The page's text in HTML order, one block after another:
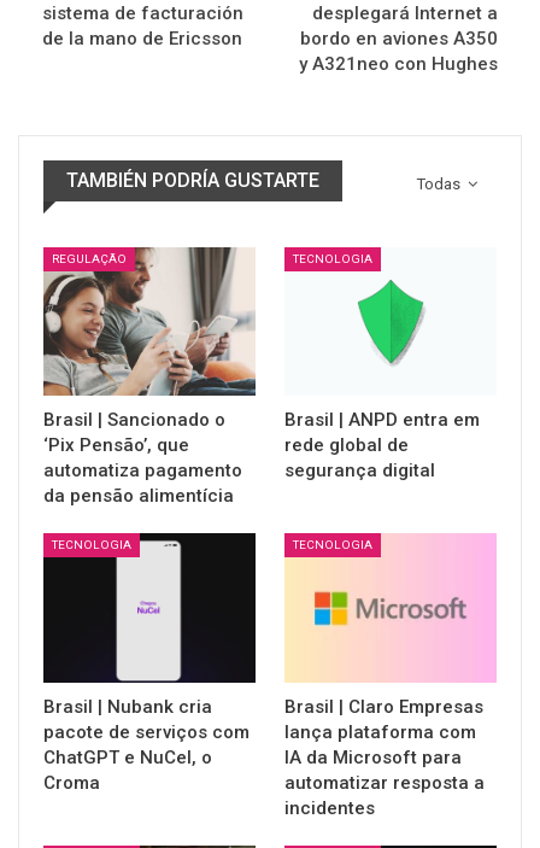
sistema de facturación
de la mano de Ericsson
desplegará Internet a
bordo en aviones A350
y A321neo con Hughes
Todas
TAMBIÉN PODRÍA GUSTARTE
REGULAÇÃO
Brasil | Sancionado o
‘Pix Pensão’, que
automatiza pagamento
da pensão alimentícia
TECNOLOGIA
Brasil | ANPD entra em
rede global de
segurança digital
TECNOLOGIA
Brasil | Nubank cria
pacote de serviços com
ChatGPT e NuCel, o
Croma
TECNOLOGIA
Brasil | Claro Empresas
lança plataforma com
IA da Microsoft para
automatizar resposta a
incidentes